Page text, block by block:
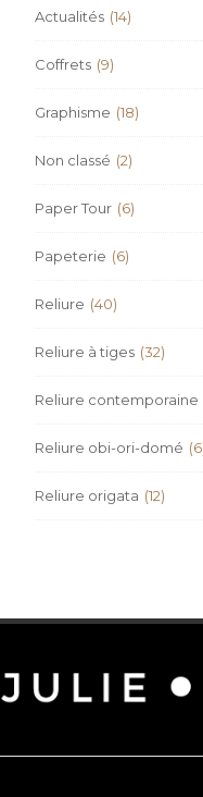
Actualités (14)
Coffrets (9)
Graphisme (18)
Non classé (2)
Paper Tour (6)
Papeterie (6)
Reliure (40)
Reliure à tiges (32)
Reliure contemporaine
Reliure obi-ori-domé
Reliure origata (12)